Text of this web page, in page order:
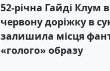
52-річна Гайді Клум
червону доріжку в
залишила місця
«голого» образу